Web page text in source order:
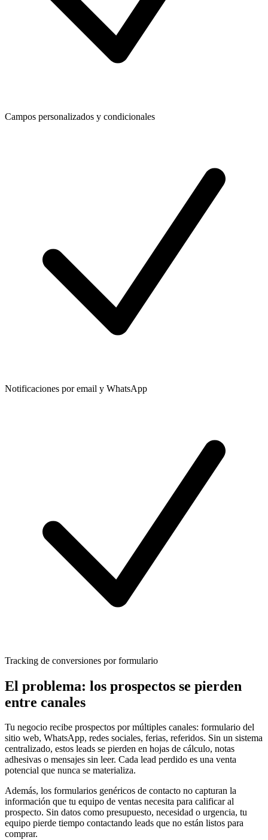
Campos personalizados y condicionales
Notificaciones por email y WhatsApp
Tracking de conversiones por formulario
El problema: los prospectos se pierden
entre canales
Tu negocio recibe prospectos por múltiples canales: formulario del
sitio web, WhatsApp, redes sociales, ferias, referidos. Sin un sistema
centralizado, estos leads se pierden en hojas de cálculo, notas
adhesivas o mensajes sin leer. Cada lead perdido es una venta
potencial que nunca se materializa.
Además, los formularios genéricos de contacto no capturan la
información que tu equipo de ventas necesita para calificar al
prospecto. Sin datos como presupuesto, necesidad o urgencia, tu
equipo pierde tiempo contactando leads que no están listos para
comprar.